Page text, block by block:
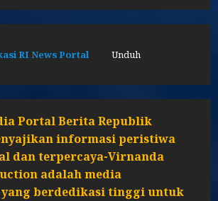
RI News Portal Unduh
Portal Berita Republik
informasi peristiwa
dan terpercaya-Virnanda
adalah media
berdedikasi tinggi untuk